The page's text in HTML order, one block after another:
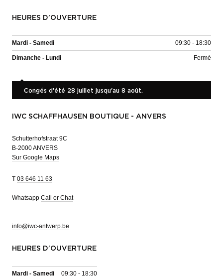
HEURES D'OUVERTURE
Mardi - Samedi 09:30 - 18:30
Dimanche - Lundi Fermé
Congés d'été 28 juillet jusqu'au 8 août.
IWC SCHAFFHAUSEN BOUTIQUE - ANVERS
Schutterhofstraat 9C
B-2000 ANVERS
Sur Google Maps
T 03 646 11 63
Whatsapp Call or Chat
info@iwc-antwerp.be
HEURES D'OUVERTURE
Mardi - Samedi 09:30 - 18:30